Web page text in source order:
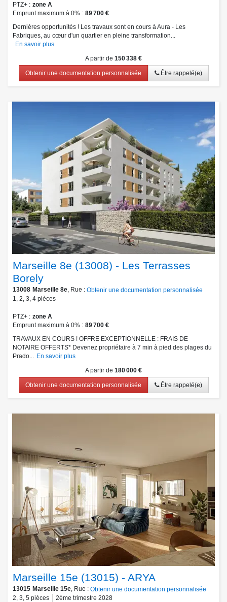
PTZ+
zone A
Emprunt maximum à 0%
89 700 €
Dernières opportunités ! Les travaux sont en cours à Aura - Les
Fabriques, au cœur d'un quartier en pleine transformation...
En savoir plus
A partir de 150 338 €
Obtenir une documentation personnalisée Être rappelé(e)
Marseille 8e (13008) - Les Terrasses
Borely
13008 Marseille 8e , Rue : Obtenir une documentation personnalisée
1
2 3 4 pièces
PTZ+
zone A
Emprunt maximum à 0%
89 700 €
TRAVAUX EN COURS ! OFFRE EXCEPTIONNELLE : FRAIS DE
NOTAIRE OFFERTS* Devenez propriétaire à 7 min à pied des plages du
Prado...
En savoir plus
A partir de 180 000 €
Obtenir une documentation personnalisée Être rappelé(e)
Marseille 15e (13015) - ARYA
13015 Marseille 15e , Rue : Obtenir une documentation personnalisée
2 3 5 pièces 2ème trimestre 2028